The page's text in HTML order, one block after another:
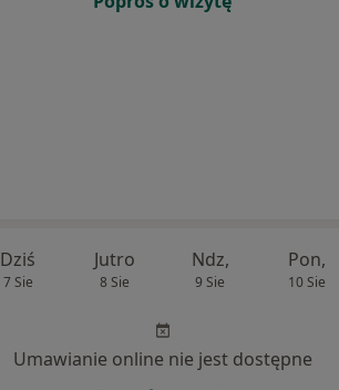
Dziś
7 Sie
Jutro
8 Sie
Ndz,
9 Sie
Pon,
10 Sie
Umawianie online nie jest dostępne